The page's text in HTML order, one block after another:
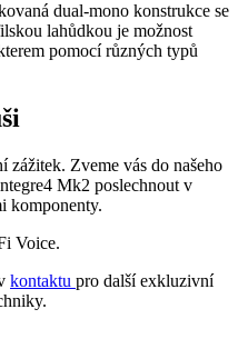
dual-mono konstrukce se
lahůdkou je možnost
pomocí různých typů
Zveme vás do našeho
Mk2 poslechnout v
komponenty.
Voice.
kontaktu pro další exkluzivní